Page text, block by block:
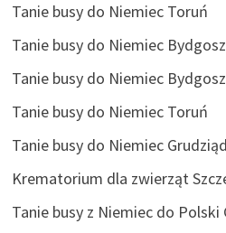
Tanie busy do Niemiec Toruń
Tanie busy do Niemiec
Tanie busy do Niemiec
Tanie busy do Niemiec Toruń
Tanie busy do Niemiec
Krematorium dla zwierząt
Tanie busy z Niemiec do Polski